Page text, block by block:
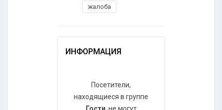
жалоба
ИНФОРМАЦИЯ
Посетители,
находящиеся в группе